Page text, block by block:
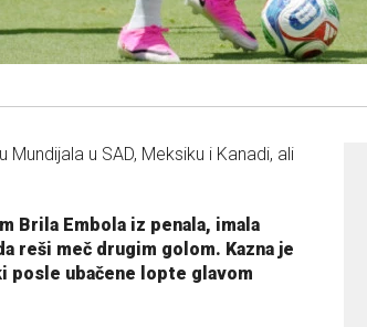
u SAD, Meksiku i Kanadi, ali
Brila Embola iz penala, imala
reši meč drugim golom. Kazna je
posle ubačene lopte glavom